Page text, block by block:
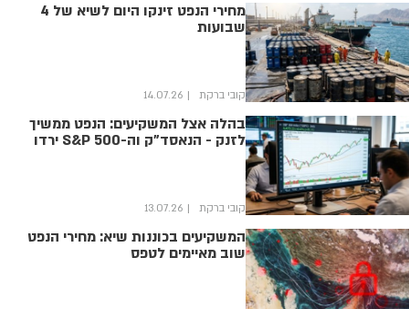
מחירי הנפט זינקו היום לשיא של 4
שבועות
קובי ברקת 14.07.26
בהלה אצל המשקיעים: הנפט ממשיך
לזנק - הנאסד"ק וה-S&P 500 ירדו
קובי ברקת 13.07.26
המשקיעים בכוננות שיא: מחירי הנפט
שוב מאיימים לטפס